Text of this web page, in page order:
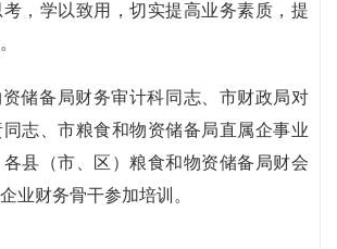
，学以致用，切实提高业务素质，提
储备局财务审计科同志、市财政局对
志、市粮食和物资储备局直属企事业
县（市、区）粮食和物资储备局财会
业财务骨干参加培训。